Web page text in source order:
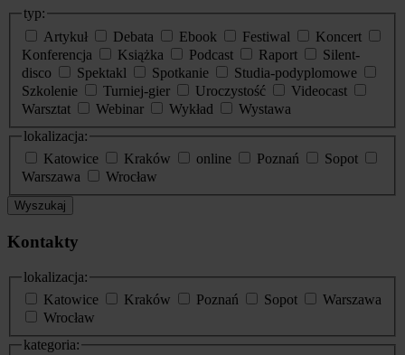
typ:
Artykuł
Debata Ebook Festiwal
Koncert
Konferencja
Książka Podcast Raport
Silent-
disco
Spektakl Spotkanie
Studia-podyplomowe
Szkolenie
Turniej-gier Uroczystość
Videocast
Warsztat
Webinar Wykład
Wystawa
lokalizacja:
Katowice
Kraków online Poznań
Sopot
Warszawa
Wrocław
Wyszukaj
Kontakty
lokalizacja:
Katowice
Kraków Poznań Sopot
Warszawa
Wrocław
kategoria: